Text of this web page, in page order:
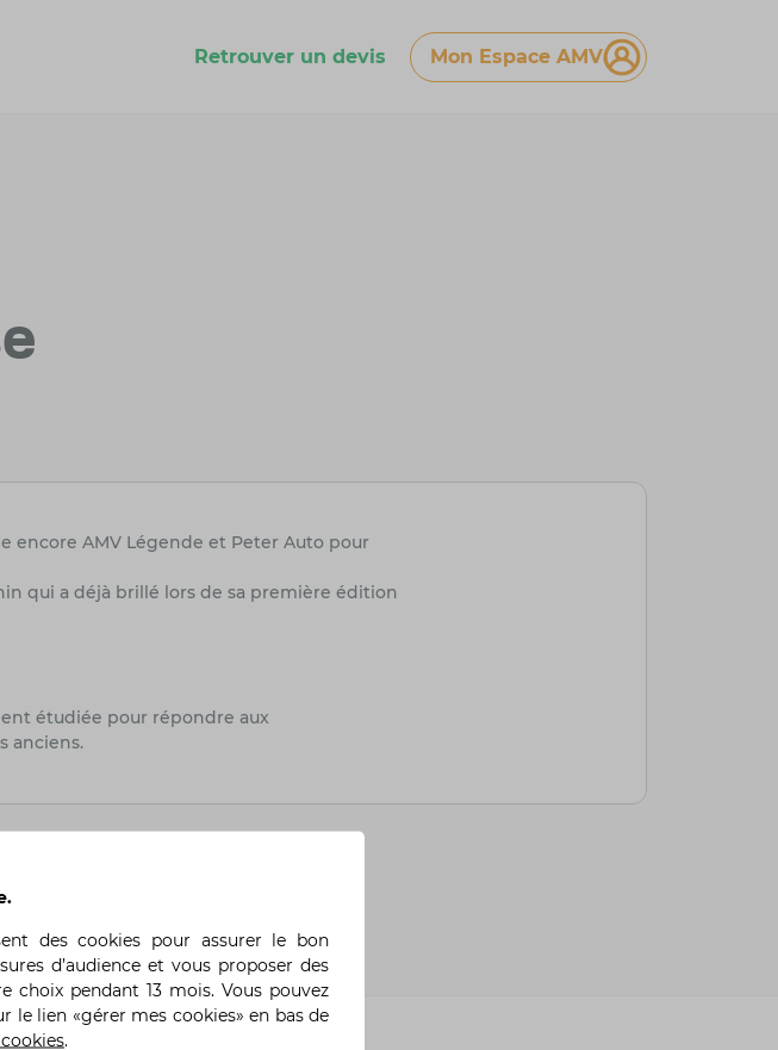
Retrouver un devis Mon Espace AMV
encore AMV Légende et Peter Auto pour
qui a déjà brillé lors de sa première édition
étudiée pour répondre aux
anciens.
des cookies pour assurer le bon
d’audience et vous proposer des
choix pendant 13 mois. Vous pouvez
le lien «gérer mes cookies» en bas de
.